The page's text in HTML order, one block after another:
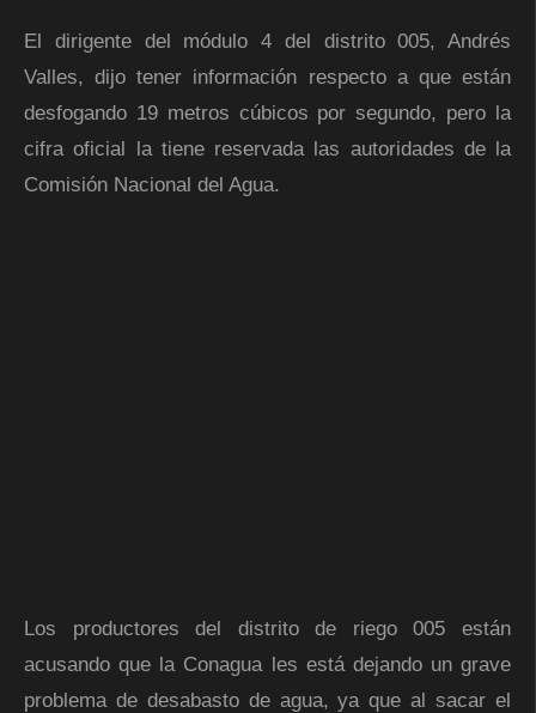
El dirigente del módulo 4 del distrito 005, Andrés
Valles, dijo tener información respecto a que están
desfogando 19 metros cúbicos por segundo, pero la
cifra oficial la tiene reservada las autoridades de la
Comisión Nacional del Agua.
Los productores del distrito de riego 005 están
acusando que la Conagua les está dejando un grave
problema de desabasto de agua, ya que al sacar el